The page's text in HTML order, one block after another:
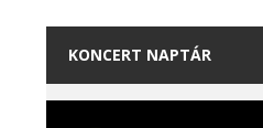
KONCERT NAPTÁR